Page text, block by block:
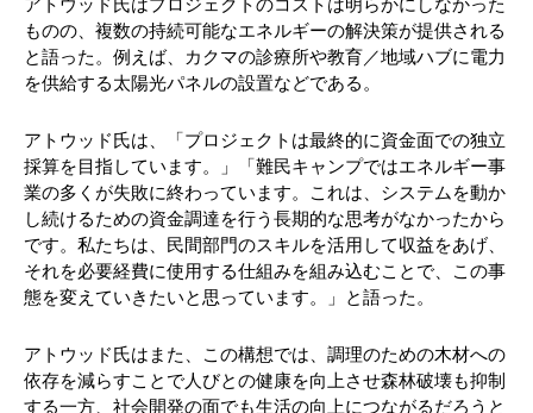
アトウッド氏はプロジェクトのコストは明らかにしなかった
ものの、複数の持続可能なエネルギーの解決策が提供される
と語った。例えば、カクマの診療所や教育／地域ハブに電力
を供給する太陽光パネルの設置などである。
アトウッド氏は、「プロジェクトは最終的に資金面での独立
採算を目指しています。」「難民キャンプではエネルギー事
業の多くが失敗に終わっています。これは、システムを動か
し続けるための資金調達を行う長期的な思考がなかったから
です。私たちは、民間部門のスキルを活用して収益をあげ、
それを必要経費に使用する仕組みを組み込むことで、この事
態を変えていきたいと思っています。」と語った。
アトウッド氏はまた、この構想では、調理のための木材への
依存を減らすことで人びとの健康を向上させ森林破壊も抑制
する一方、社会開発の面でも生活の向上につながるだろうと